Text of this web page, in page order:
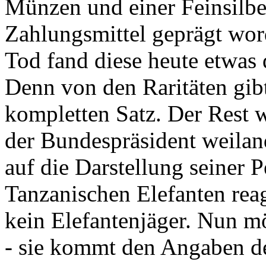
Münzen und einer
Zahlungsmittel geprägt
Tod fand diese heute
Denn von den Raritäten
kompletten Satz. Der Rest
der Bundespräsident
auf die Darstellung seiner
Tanzanischen Elefanten
kein Elefantenjäger. Nun
- sie kommt den Angaben